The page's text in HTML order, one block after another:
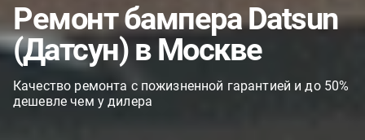
Ремонт бампера Datsun
(Датсун) в Москве
Качество ремонта с пожизненной гарантией и до 50%
дешевле чем у дилера